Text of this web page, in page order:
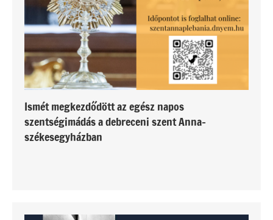
Ismét megkezdődött az egész napos
szentségimádás a debreceni szent Anna-
székesegyházban